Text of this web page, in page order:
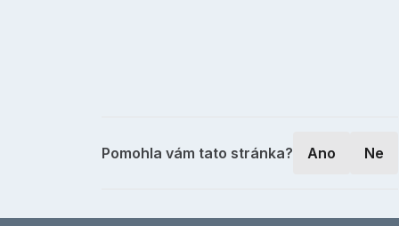
Pomohla vám tato stránka? Ano Ne